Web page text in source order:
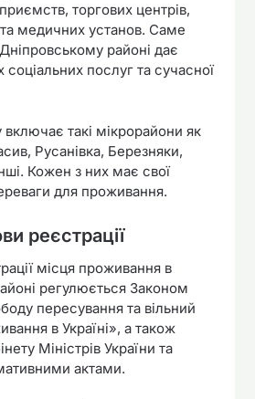
торгових центрів,
та медичних установ. Саме
районі дає
соціальних послуг та сучасної
включає такі мікрорайони як
Русанівка, Березняки,
Кожен з них має свої
для проживання.
реєстрації
місця проживання в
регулюється Законом
пересування та вільний
в Україні», а також
Міністрів України та
актами.